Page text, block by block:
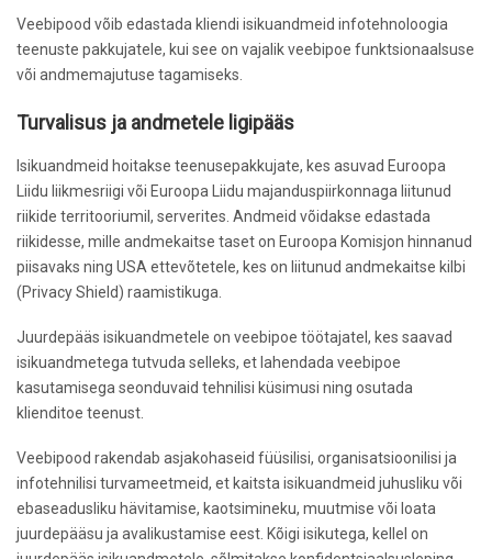
Veebipood võib edastada kliendi isikuandmeid infotehnoloogia
teenuste pakkujatele, kui see on vajalik veebipoe funktsionaalsuse
või andmemajutuse tagamiseks.
Turvalisus ja andmetele ligipääs
Isikuandmeid hoitakse teenusepakkujate, kes asuvad Euroopa
Liidu liikmesriigi või Euroopa Liidu majanduspiirkonnaga liitunud
riikide territooriumil, serverites. Andmeid võidakse edastada
riikidesse, mille andmekaitse taset on Euroopa Komisjon hinnanud
piisavaks ning USA ettevõtetele, kes on liitunud andmekaitse kilbi
(Privacy Shield) raamistikuga.
Juurdepääs isikuandmetele on veebipoe töötajatel, kes saavad
isikuandmetega tutvuda selleks, et lahendada veebipoe
kasutamisega seonduvaid tehnilisi küsimusi ning osutada
klienditoe teenust.
Veebipood rakendab asjakohaseid füüsilisi, organisatsioonilisi ja
infotehnilisi turvameetmeid, et kaitsta isikuandmeid juhusliku või
ebaseadusliku hävitamise, kaotsimineku, muutmise või loata
juurdepääsu ja avalikustamise eest. Kõigi isikutega, kellel on